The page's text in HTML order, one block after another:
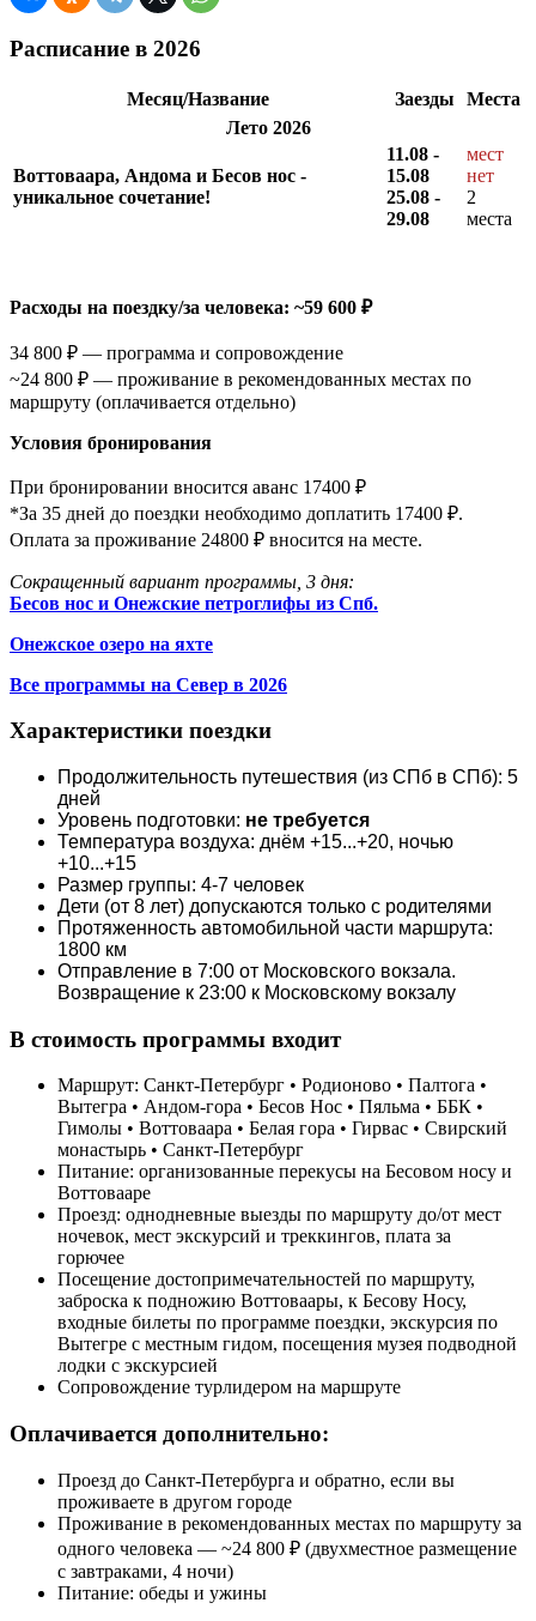
Расписание в 2026
Месяц/Название Заезды
Места
Лето 2026
Воттоваара, Андома и Бесов нос -
уникальное сочетание!
11.08 -
15.08
25.08 -
29.08
мест
нет
2
места
Расходы на поездку/за человека: ~59 600 ₽
34 800 ₽ — программа и сопровождение
~24 800 ₽ — проживание в рекомендованных местах по
маршруту (оплачивается отдельно)
Условия бронирования
При бронировании вносится аванс 17400 ₽
*За 35 дней до поездки необходимо доплатить 17400 ₽.
Оплата за проживание 24800 ₽ вносится на месте.
Сокращенный вариант программы, 3 дня:
Бесов нос и Онежские петроглифы из Спб.
Онежское озеро на яхте
Все программы на Север в 2026
Характеристики поездки
Продолжительность путешествия (из СПб в СПб): 5
дней
Уровень подготовки: не требуется
Температура воздуха: днём +15...+20, ночью
+10...+15
Размер группы: 4-7 человек
Дети (от 8 лет) допускаются только с родителями
Протяженность автомобильной части маршрута:
1800 км
Отправление в 7:00 от Московского вокзала.
Возвращение к 23:00 к Московскому вокзалу
В стоимость программы входит
Маршрут: Санкт-Петербург • Родионово • Палтога •
Вытегра • Андом-гора • Бесов Нос • Пяльма • ББК •
Гимолы • Воттоваара • Белая гора • Гирвас • Свирский
монастырь • Санкт-Петербург
Питание: организованные перекусы на Бесовом носу и
Воттовааре
Проезд: однодневные выезды по маршруту до/от мест
ночевок, мест экскурсий и треккингов, плата за
горючее
Посещение достопримечательностей по маршруту,
заброска к подножию Воттоваары, к Бесову Носу,
входные билеты по программе поездки, экскурсия по
Вытегре с местным гидом, посещения музея подводной
лодки с экскурсией
Сопровождение турлидером на маршруте
Оплачивается дополнительно:
Проезд до Санкт-Петербурга и обратно, если вы
проживаете в другом городе
Проживание в рекомендованных местах по маршруту за
одного человека — ~24 800 ₽ (двухместное размещение
с завтраками, 4 ночи)
Питание: обеды и ужины